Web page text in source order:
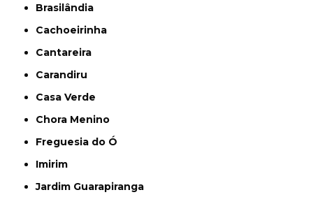
Brasilândia
Cachoeirinha
Cantareira
Carandiru
Casa Verde
Chora Menino
Freguesia do Ó
Imirim
Jardim Guarapiranga